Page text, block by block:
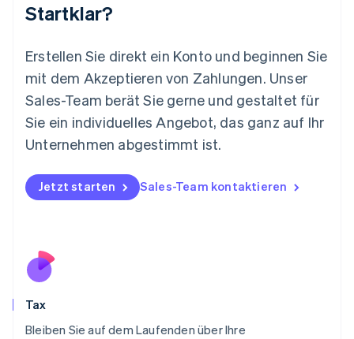
Startklar?
Erstellen Sie direkt ein Konto und beginnen Sie
mit dem Akzeptieren von Zahlungen. Unser
Sales-Team berät Sie gerne und gestaltet für
Sie ein individuelles Angebot, das ganz auf Ihr
Unternehmen abgestimmt ist.
Jetzt starten Sales-Team kontaktieren
Tax
Bleiben Sie auf dem Laufenden über Ihre
English简体中文
English
Mexiko
Español English
Neuseeland
English
NederlandsEnglish
English
Österreich
Portugal
Português
Schweden